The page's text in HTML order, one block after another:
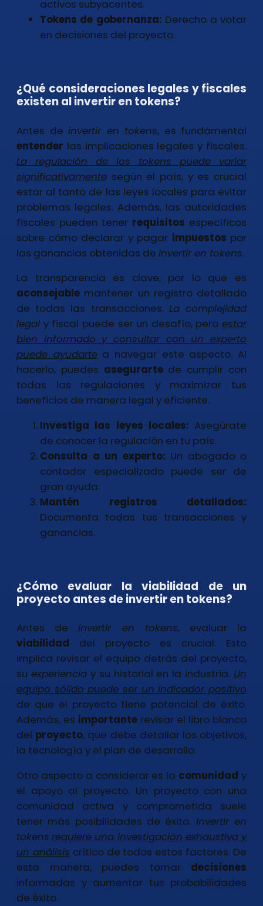
activos subyacentes.
Tokens de gobernanza: Derecho a votar
en decisiones del proyecto.
¿Qué consideraciones legales y fiscales
existen al invertir en tokens?
Antes de invertir en tokens, es fundamental
entender las implicaciones legales y fiscales.
La regulación de los tokens puede variar
significativamente según el país, y es crucial
estar al tanto de las leyes locales para evitar
problemas legales. Además, las autoridades
fiscales pueden tener requisitos específicos
sobre cómo declarar y pagar impuestos por
las ganancias obtenidas de invertir en tokens.
La transparencia es clave, por lo que es
aconsejable mantener un registro detallado
de todas las transacciones. La complejidad
legal y fiscal puede ser un desafío, pero estar
bien informado y consultar con un experto
puede ayudartea navegar este aspecto. Al
hacerlo, puedes asegurartede cumplir con
todas las regulaciones y maximizar tus
beneficios de manera legal y eficiente.
Investiga las leyes locales: Asegúrate
de conocer la regulación en tu país.
Consulta a un experto: Un abogado o
contador especializado puede ser de
gran ayuda.
Mantén registros detallados:
Documenta todas tus transacciones y
ganancias.
¿Cómo evaluar la viabilidad de un
proyecto antes de invertir en tokens?
Antes deinvertir en tokens, evaluar la
viabilidad del proyecto es crucial. Esto
implica revisar el equipo detrás del proyecto,
su experienciay su historial en la industria. Un
equipo sólido puede ser un indicador positivo
de que el proyecto tiene potencial de éxito.
Además, es importante revisar el libro blanco
del proyecto, que debe detallar los objetivos,
la tecnología y el plan de desarrollo.
Otro aspecto a considerar es la comunidad y
el apoyo al proyecto. Un proyecto con una
comunidad activa y comprometida suele
tener más posibilidades de éxito. Invertir en
tokens requiere una investigación exhaustiva y
un análisis crítico de todos estos factores. De
esta manera, puedes tomar decisiones
informadas y aumentar tus probabilidades
de éxito.